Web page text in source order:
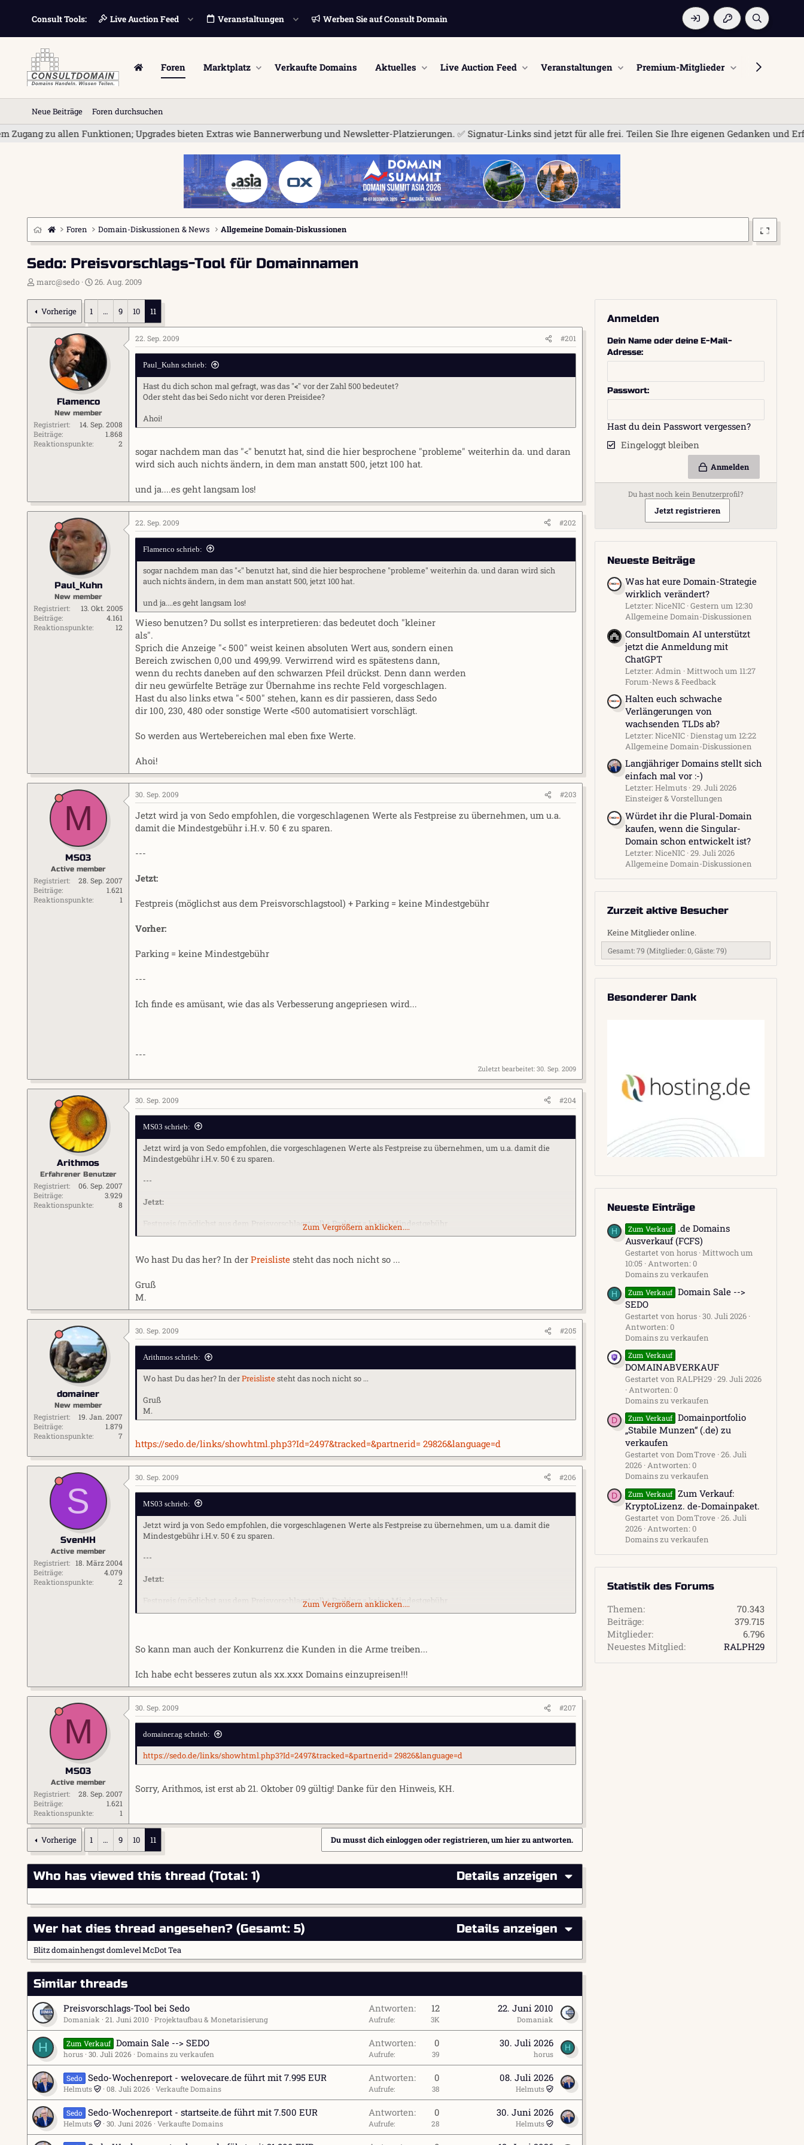
Consult Tools: Live Auction Feed Veranstaltungen Werben Sie auf Consult Domain
Foren Marktplatz Verkaufte Domains Aktuelles Live Auction Feed Veranstaltungen Premium-Mitglieder Mitglieder
Neue Beiträge Foren durchsuchen
Funktionen; Upgrades bieten Extras wie Bannerwerbung und Newsletter-Platzierungen. ✅ Signatur-Links sind jetzt für alle frei. Teilen Sie Ihre eigenen Gedanken und Erfahrungen;
Foren Domain-Diskussionen & News Allgemeine Domain-Diskussionen
Sedo: Preisvorschlags-Tool für Domainnamen
E
s
t
e
marc@sedo
E
s
e
l
m
26. Aug. 2009
Vorherige 1 … 9 10 11
Flamenco
New member
Registriert
14. Sep. 2008
Beiträge
1.868
Reaktionspunkte
2
22. Sep. 2009 #201
Paul_Kuhn schrieb:
Hast du dich schon mal gefragt, was das "<" vor der Zahl 500 bedeutet?
Oder steht das bei Sedo nicht vor deren Preisidee?
Ahoi!
sogar nachdem man das "<" benutzt hat, sind die hier besprochene "probleme" weiterhin da. und daran
wird sich auch nichts ändern, in dem man anstatt 500, jetzt 100 hat.
und ja....es geht langsam los!
Paul_Kuhn
New member
Registriert
13. Okt. 2005
Beiträge
4.161
Reaktionspunkte
12
22. Sep. 2009 #202
Flamenco schrieb:
sogar nachdem man das "<" benutzt hat, sind die hier besprochene "probleme" weiterhin da. und daran wird sich
auch nichts ändern, in dem man anstatt 500, jetzt 100 hat.
und ja....es geht langsam los!
Wieso benutzen? Du sollst es interpretieren: das bedeutet doch "kleiner
als".
Sprich die Anzeige "< 500" weist keinen absoluten Wert aus, sondern einen
Bereich zwischen 0,00 und 499,99. Verwirrend wird es spätestens dann,
wenn du rechts daneben auf den schwarzen Pfeil drückst. Denn dann werden
dir neu gewürfelte Beträge zur Übernahme ins rechte Feld vorgeschlagen.
Hast du also links etwa "< 500" stehen, kann es dir passieren, dass Sedo
dir 100, 230, 480 oder sonstige Werte <500 automatisiert vorschlägt.
So werden aus Wertebereichen mal eben fixe Werte.
Ahoi!
M
MS03
Active member
Registriert
28. Sep. 2007
Beiträge
1.621
Reaktionspunkte
1
30. Sep. 2009 #203
Jetzt wird ja von Sedo empfohlen, die vorgeschlagenen Werte als Festpreise zu übernehmen, um u.a.
damit die Mindestgebühr i.H.v. 50 € zu sparen.
---
Jetzt:
Festpreis (möglichst aus dem Preisvorschlagstool) + Parking = keine Mindestgebühr
Vorher:
Parking = keine Mindestgebühr
---
Ich finde es amüsant, wie das als Verbesserung angepriesen wird...
---
Zuletzt bearbeitet: 30. Sep. 2009
Arithmos
Erfahrener Benutzer
Registriert
06. Sep. 2007
Beiträge
3.929
Reaktionspunkte
8
30. Sep. 2009 #204
MS03 schrieb:
Jetzt wird ja von Sedo empfohlen, die vorgeschlagenen Werte als Festpreise zu übernehmen, um u.a. damit die
Mindestgebühr i.H.v. 50 € zu sparen.
---
Jetzt:
Festpreis (möglichst aus dem Preisvorschlagstool) + Parking = keine Mindestgebühr
Parking = keine Mindestgebühr
---
Ich finde es amüsant, wie das als Verbesserung angepriesen wird...
---
Zum Vergrößern anklicken....
Wo hast Du das her? In der Preisliste steht das noch nicht so ...
Gruß
M.
domainer
New member
Registriert
19. Jan. 2007
Beiträge
1.879
Reaktionspunkte
7
30. Sep. 2009 #205
Arithmos schrieb:
Wo hast Du das her? In derPreislistesteht das noch nicht so ...
Gruß
M.
https://sedo.de/links/showhtml.php3?Id=2497&tracked=&partnerid= 29826&language=d
S
SvenHH
Active member
Registriert
18. März 2004
Beiträge
4.079
Reaktionspunkte
2
30. Sep. 2009 #206
MS03 schrieb:
Jetzt wird ja von Sedo empfohlen, die vorgeschlagenen Werte als Festpreise zu übernehmen, um u.a. damit die
Mindestgebühr i.H.v. 50 € zu sparen.
---
Jetzt:
Festpreis (möglichst aus dem Preisvorschlagstool) + Parking = keine Mindestgebühr
Parking = keine Mindestgebühr
Ich finde es amüsant, wie das als Verbesserung angepriesen wird...
---
Zum Vergrößern anklicken....
So kann man auch der Konkurrenz die Kunden in die Arme treiben...
Ich habe echt besseres zutun als xx.xxx Domains einzupreisen!!!
M
MS03
Active member
Registriert
28. Sep. 2007
Beiträge
1.621
Reaktionspunkte
1
30. Sep. 2009 #207
domainer.ag schrieb:
https://sedo.de/links/showhtml.php3?Id=2497&tracked=&partnerid= 29826&language=d
Sorry, Arithmos, ist erst ab 21. Oktober 09 gültig! Danke für den Hinweis, KH.
Vorherige 1 … 9 10 11 Du musst dich einloggen oder registrieren, um hier zu antworten.
Who has viewed this thread (Total: 1) Details anzeigen
Wer hat dies thread angesehen? (Gesamt: 5) Details anzeigen
BlitzdomainhengstdomlevelMcDotTea
Similar threads
Preisvorschlags-Tool bei Sedo
Domaniak 21. Juni 2010 Projektaufbau & Monetarisierung
Antworten 12
Aufrufe 3K
22. Juni 2010
Domaniak
H Zum Verkauf Domain Sale --> SEDO
horus 30. Juli 2026 Domains zu verkaufen
Antworten 0
Aufrufe 39
30. Juli 2026
horus
H
Sedo Sedo-Wochenreport - welovecare.de führt mit 7.995 EUR
Helmuts 08. Juli 2026 Verkaufte Domains
Antworten 0
Aufrufe 38
08. Juli 2026
Helmuts
Sedo Sedo-Wochenreport - startseite.de führt mit 7.500 EUR
Helmuts 30. Juni 2026 Verkaufte Domains
Antworten 0
Aufrufe 28
30. Juni 2026
Helmuts
Anmelden
Dein Name oder deine E-Mail-
Adresse
Passwort
Hast du dein Passwort vergessen?
Eingeloggt bleiben
Anmelden
Du hast noch kein Benutzerprofil?
Jetzt registrieren
Neueste Beiträge
Was hat eure Domain-Strategie
wirklich verändert?
Letzter: NiceNIC Gestern um 12:30
Allgemeine Domain-Diskussionen
ConsultDomain AI unterstützt
jetzt die Anmeldung mit
ChatGPT
Letzter: Admin Mittwoch um 11:27
Forum-News & Feedback
Halten euch schwache
Verlängerungen von
wachsenden TLDs ab?
Letzter: NiceNIC Dienstag um 12:22
Allgemeine Domain-Diskussionen
Langjähriger Domains stellt sich
einfach mal vor :-)
Letzter: Helmuts 29. Juli 2026
Einsteiger & Vorstellungen
Würdet ihr die Plural-Domain
kaufen, wenn die Singular-
Domain schon entwickelt ist?
Letzter: NiceNIC 29. Juli 2026
Allgemeine Domain-Diskussionen
Zurzeit aktive Besucher
Keine Mitglieder online.
Gesamt: 79 (Mitglieder: 0, Gäste: 79)
Besonderer Dank
Neueste Einträge
H Zum Verkauf
.de Domains
Ausverkauf (FCFS)
Gestartet von horus Mittwoch um
10:05 Antworten: 0
Domains zu verkaufen
H Zum Verkauf Domain Sale -->
SEDO
Gestartet von horus 30. Juli 2026
Antworten: 0
Domains zu verkaufen
Zum Verkauf
DOMAINABVERKAUF
Gestartet von RALPH29 29. Juli 2026
Antworten: 0
Domains zu verkaufen
D Zum Verkauf Domainportfolio
„Stabile Munzen“ (.de) zu
verkaufen
Gestartet von DomTrove 26. Juli
2026 Antworten: 0
Domains zu verkaufen
D Zum Verkauf Zum Verkauf:
KryptoLizenz. de-Domainpaket.
Gestartet von DomTrove 26. Juli
2026 Antworten: 0
Domains zu verkaufen
Statistik des Forums
Themen
70.343
Beiträge
379.715
Mitglieder
6.796
Neuestes Mitglied
RALPH29